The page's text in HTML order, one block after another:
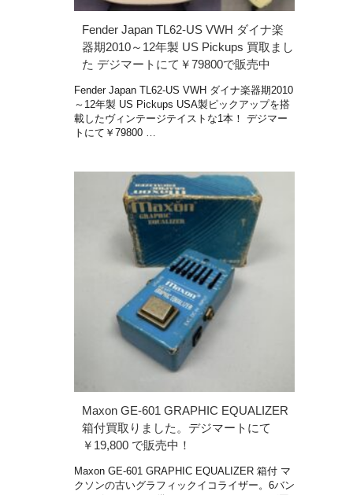
Fender Japan TL62-US VWH ダイナ楽
器期2010～12年製 US Pickups 買取まし
た デジマートにて￥79800で販売中
Fender Japan TL62-US VWH ダイナ楽器期2010
～12年製 US Pickups USA製ピックアップを搭
載したヴィンテージテイストな1本！ デジマー
トにて￥79800 …
Maxon GE-601 GRAPHIC EQUALIZER
箱付買取りました。デジマートにて
￥19,800 で販売中！
Maxon GE-601 GRAPHIC EQUALIZER 箱付 マ
クソンの古いグラフィックイコライザー。6バン